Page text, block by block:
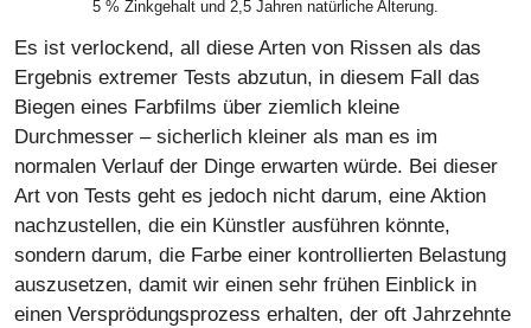
5 % Zinkgehalt und 2,5 Jahren natürliche Alterung.
Es ist verlockend, all diese Arten von Rissen als das
Ergebnis extremer Tests abzutun, in diesem Fall das
Biegen eines Farbfilms über ziemlich kleine
Durchmesser – sicherlich kleiner als man es im
normalen Verlauf der Dinge erwarten würde. Bei dieser
Art von Tests geht es jedoch nicht darum, eine Aktion
nachzustellen, die ein Künstler ausführen könnte,
sondern darum, die Farbe einer kontrollierten Belastung
auszusetzen, damit wir einen sehr frühen Einblick in
einen Versprödungsprozess erhalten, der oft Jahrzehnte